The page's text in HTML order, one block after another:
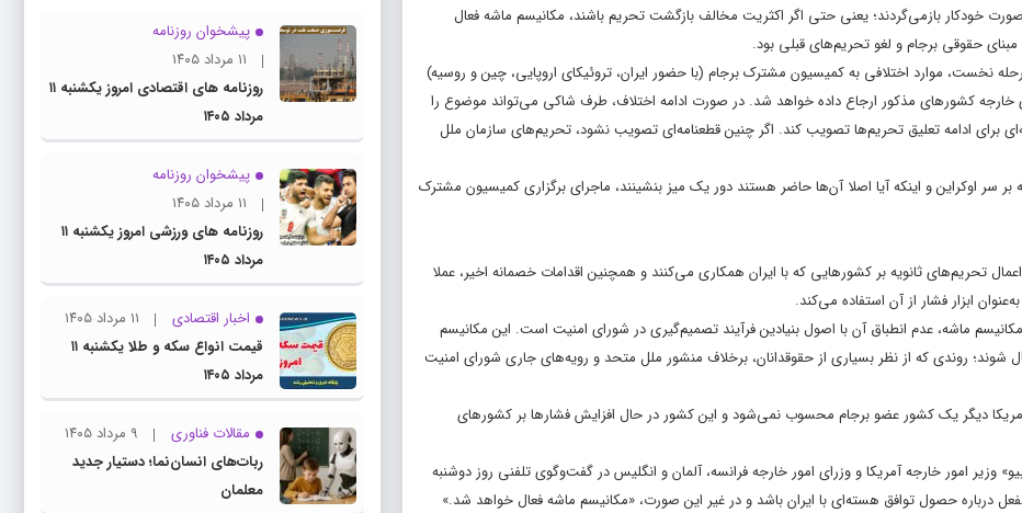
خودکار بازمی‌گردند؛ یعنی حتی اگر اکثریت مخالف بازگشت تحریم باشند، مکانیسم ماشه فعال
قطعنامه ۲۲۳۱، چند مرحله دارد: در مرحله نخست، موارد اختلافی به کمیسیون مشترک برجام (با حضور ایران، تروئیکای اروپایی، چین و روسیه)
موضوع به وزرای خارجه کشورهای مذکور ارجاع داده خواهد شد. در صورت ادامه اختلاف، طرف شاکی می‌تواند موضوع را
۳۰ روز فرصت دارد تا قطعنامه‌ای برای ادامه تعلیق تحریم‌ها تصویب کند. اگر چنین قطعنامه‌ای تصویب نشود، تحریم‌های سازمان ملل
بر سر اوکراین و اینکه آیا اصلا آن‌ها حاضر هستند دور یک میز بنشینند، ماجرای برگزاری کمیسیون مشترک
تحریم‌های ثانویه بر کشورهایی که با ایران همکاری می‌کنند و همچنین اقدامات خصمانه اخیر، عملا
ابزار فشار از آن استفاده می‌کند.
ماشه، عدم انطباق آن با اصول بنیادین فرآیند تصمیم‌گیری در شورای امنیت است. این مکانیسم
شوند؛ روندی که از نظر بسیاری از حقوقدانان، برخلاف منشور ملل متحد و رویه‌های جاری شورای امنیت
دیگر، پس از خروج رسمی ایالات متحده از برجام در سال ۲۰۱۸، آمریکا دیگر یک کشور عضو برجام محسوب نمی‌شود و این کشور در حال افزایش فشارها بر کشورهای
وزیر امور خارجه آمریکا و وزرای امور خارجه فرانسه، آلمان و انگلیس در گفت‌وگوی تلفنی روز دوشنبه
درباره حصول توافق هسته‌ای با ایران باشد و در غیر این صورت، «مکانیسم ماشه فعال خواهد شد.»
پیشخوان روزنامه
۱۱ مرداد ۱۴۰۵
روزنامه های اقتصادی امروز یکشنبه ۱۱
مرداد ۱۴۰۵
پیشخوان روزنامه
۱۱ مرداد ۱۴۰۵
روزنامه های ورزشی امروز یکشنبه ۱۱
مرداد ۱۴۰۵
اخبار اقتصادی
۱۱ مرداد ۱۴۰۵
قیمت انواع سکه و طلا یکشنبه ۱۱
مرداد ۱۴۰۵
مقالات فناوری
۹ مرداد ۱۴۰۵
ربات‌های انسان‌نما؛ دستیار جدید
معلمان